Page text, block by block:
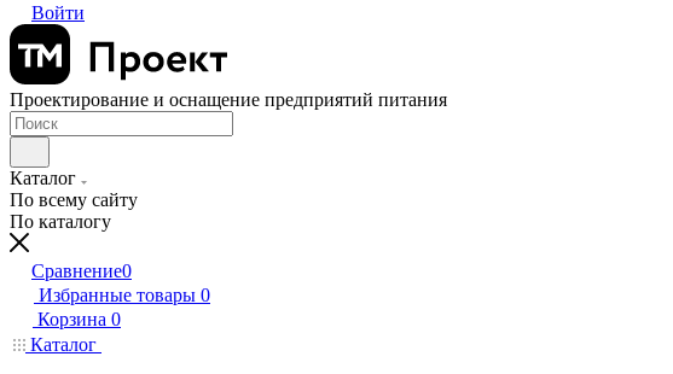
Войти
Проектирование и оснащение предприятий питания
Каталог
По всему сайту
По каталогу
Сравнение0
Избранные товары 0
Корзина 0
Каталог